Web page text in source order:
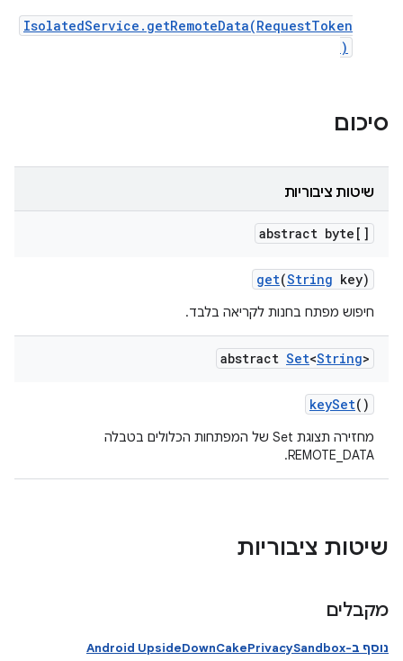
IsolatedService.getRemoteData(RequestToken
)
סיכום
שיטות ציבוריות
abstract byte[]
get(String key)
חיפוש מפתח בחנות לקריאה בלבד.
abstract Set<String>
keySet()
מחזירה תצוגת Set של המפתחות הכלולים בטבלה
REMOTE_DATA.
שיטות ציבוריות
מקבלים
נוסף ב-Android UpsideDownCakePrivacySandbox